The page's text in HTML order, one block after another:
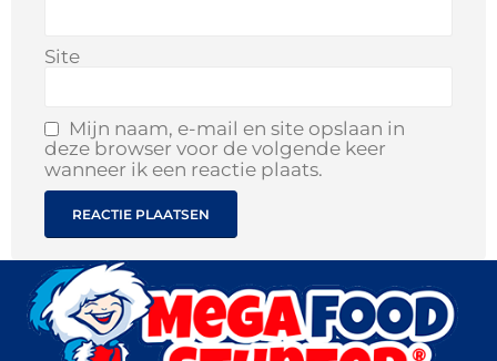
Site
Mijn naam, e-mail en site opslaan in
deze browser voor de volgende keer
wanneer ik een reactie plaats.